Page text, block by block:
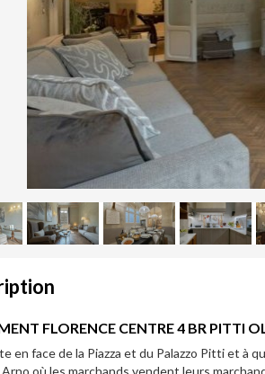
FLORENCE CENTRE 4 BR PITTI
en face de la Piazza et du Palazzo Pitti et à
où les marchands vendent leurs